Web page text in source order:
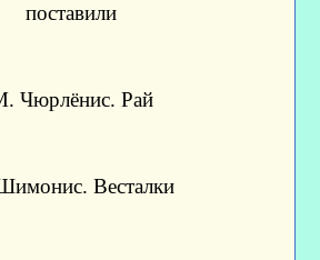
поставили
Чюрлёнис. Рай
Весталки